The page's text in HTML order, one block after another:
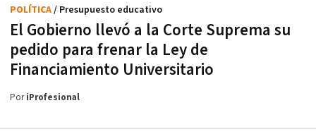
El Gobierno llevó a la Corte Suprema su
pedido para frenar la Ley de
Financiamiento Universitario
POLÍTICA/ Presupuesto educativo
PoriProfesional